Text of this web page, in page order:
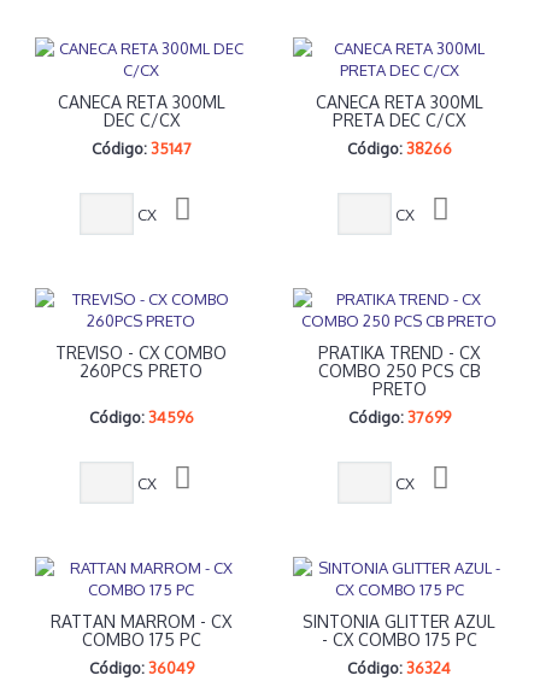
CANECA RETA 300ML
DEC C/CX
Código: 35147
CX
CANECA RETA 300ML
PRETA DEC C/CX
Código: 38266
CX
TREVISO - CX COMBO
260PCS PRETO
Código: 34596
CX
PRATIKA TREND - CX
COMBO 250 PCS CB
PRETO
Código: 37699
CX
RATTAN MARROM - CX
COMBO 175 PC
Código: 36049
SINTONIA GLITTER AZUL
- CX COMBO 175 PC
Código:36324